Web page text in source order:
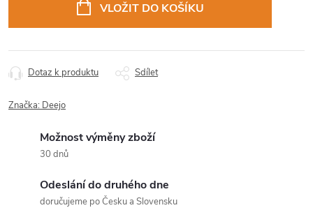
VLOŽIT DO KOŠÍKU
Dotaz k produktu Sdílet
Značka: Deejo
Možnost výměny zboží
30 dnů
Odeslání do druhého dne
doručujeme po Česku a Slovensku